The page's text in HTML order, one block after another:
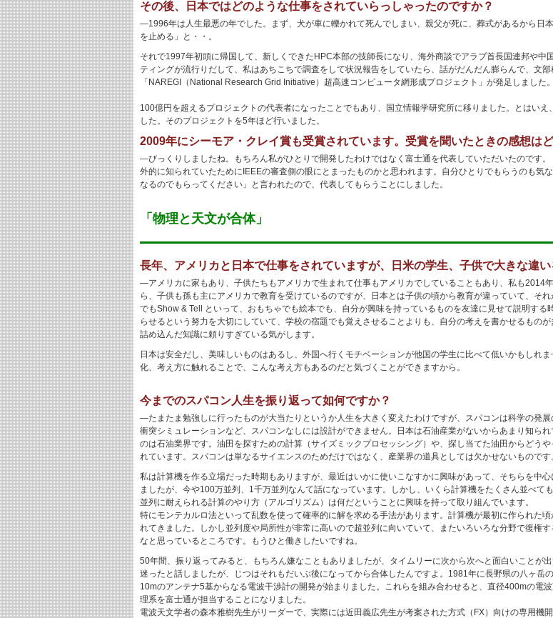
その後、日本ではどのような仕事をされていらっしゃったのですか？
―1996年は人生最悪の年でした。まず、犬が車に轢かれて死んでしまい、親父が死に、葬式があるから日
を止める」と・・。
それで1997年初頭に帰国して、新しくできたHPC本部の技師長になり、海外商談でアラブ首長国連邦や
ティングが流行りだして、私はあちこちで調査をして状況報告をしていたら、話がだんだん膨らんで、文
「NAREGI（National Research Grid Initiative）超高速コンピュータ網形成プロジェクト」が発足しました。
100億円を超えるプロジェクトの代表者になったことでもあり、国立情報学研究所に移りました。とはい
した。そのプロジェクトを5年ほど行いました。
2009年にシーモア・クレイ賞も受賞されています。受賞を聞いたときの感想は
―びっくりしましたね。もちろん私がひとりで開発したわけではなく富士通を代表していただいたのです
外的に知られていたためにIEEEの審査側の眼にとまったものかと思われます。自分ひとりでもらうのも気
なるのでもらってください」と言われたので、代表してもらうことにしました。
「物理と天文が合体」
長年、アメリカと日本で仕事をされていますが、日米の学生、子供で大きな違
―アメリカに家もあり、子供たちもアメリカで生まれて仕事もアメリカでしていることもあり、私も2014
ら、子供も孫も主にアメリカで教育を受けているのですが、日本とは子供の頃から教育が違っていて、そ
でもShow & Tell といって、おもちゃでも絵本でも、自分が興味を持っているものを友達に見せて説明す
らせるという努力を大切にしていて、学校の宿題でも覚えさせることよりも、自分の考えを書かせるもの
詰め込んだ知識に頼りすぎている気がします。
日本は安全だし、美味しいものはあるし、外国へ行くモチベーションが他国の学生に比べて低いかもしれ
化、考え方に触れることで、こんな考え方もあるのだと気づくことができますから。
今までのスパコン人生を振り返って如何ですか？
―たまたま勉強しに行ったものが大当たりというか人生を大きく変えたわけですが、スパコンは科学の発
衝突シミュレーションなど、スパコンなしには設計ができません。日本は石油産業がないからあまり知ら
のは石油業界です。油田を探すための計算（サイズミックプロセッシング）や、探し当てた油田からどう
れています。スパコンは単なるサイエンスのためだけではなく、産業界の道具としては欠かせないものです
私は計算機を作る立場だった時期もありますが、最近はいかに使いこなすかに興味があって、そちらを中
ましたが、今や100万並列、1千万並列なんて話になっています。しかし、いくら計算機をたくさん並べ
並列に耐えられる計算のやり方（アルゴリズム）は何だということに興味を持って取り組んでいます。
特にモンテカルロ法といって乱数を使って確率的に解を求める手法があります。計算機が最初に作られた
れてきました。しかし並列度や局所性が非常に高いので超並列に向いていて、またいろいろな分野で復権
なと思っているところです。もうひと働きしたいですね。
50年間、振り返ってみると、もちろん嫌なこともありましたが、タイムリーに次から次へと面白いことが
迷ったと話しましたが、じつはそれもだいぶ後になってから合体したんですよ。1981年に長野県の八ヶ岳
10mのアンテナ5基からなる電波干渉計の開発が始まりました。これらを組み合わせると、直径400mの電
理系を富士通が担当することになりました。
電波天文学者の森本雅樹先生がリーダーで、実際には近田義広先生が考案された方式（FX）向けの専用機